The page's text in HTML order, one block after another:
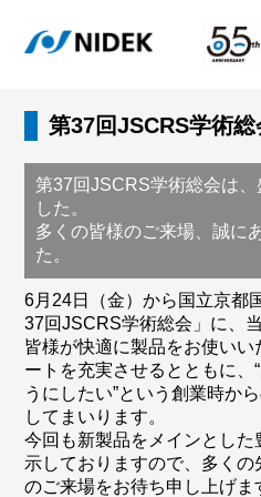
第37回JSCRS学術総
第37回JSCRS学術総会は
した。
多くの皆様のご来場、誠に
た。
6月24日（金）から国立京都
37回JSCRS学術総会」に、
皆様が快適に製品をお使い
ートを充実させるとともに、
うにしたい”という創業時か
してまいります。
今回も新製品をメインとし
示しておりますので、多く
のご来場をお待ち申し上げま